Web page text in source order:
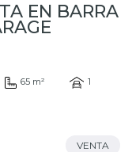
EN BARRA
65 m² 1
VENTA